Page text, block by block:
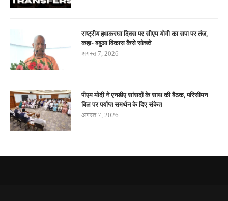
राष्ट्रीय हथकरघा दिवस पर सीएम योगी का सपा पर तंज,
कहा- बबुआ विकास कैसे सोचते
अगस्त 7, 2026
पीएम मोदी ने एनडीए सांसदों के साथ की बैठक, परिसीमन
बिल पर पर्याप्त समर्थन के दिए संकेत
अगस्त 7, 2026